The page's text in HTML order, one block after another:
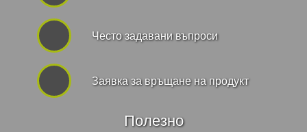
Често задавани въпроси
Заявка за връщане на продукт
Полезно